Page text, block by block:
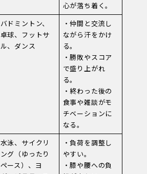
心が落ち着く。
バドミントン、
卓球、フットサ
ル、ダンス
・仲間と交流し
ながら汗をかけ
る。
・勝敗やスコア
で盛り上がれ
る。
・終わった後の
食事や雑談がモ
チベーションに
なる。
水泳、サイクリ
ング（ゆったり
ペース）、ヨ
・負荷を調整し
やすい。
・膝や腰への負